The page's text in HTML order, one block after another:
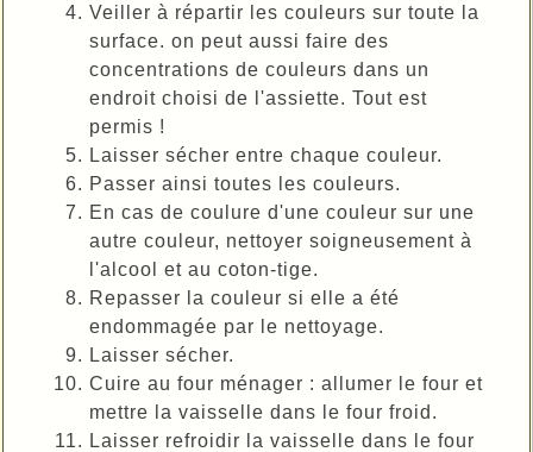
Veiller à répartir les couleurs sur toute la
surface. on peut aussi faire des
concentrations de couleurs dans un
endroit choisi de l'assiette. Tout est
permis !
Laisser sécher entre chaque couleur.
Passer ainsi toutes les couleurs.
En cas de coulure d'une couleur sur une
autre couleur, nettoyer soigneusement à
l'alcool et au coton-tige.
Repasser la couleur si elle a été
endommagée par le nettoyage.
Laisser sécher.
Cuire au four ménager : allumer le four et
mettre la vaisselle dans le four froid.
Laisser refroidir la vaisselle dans le four